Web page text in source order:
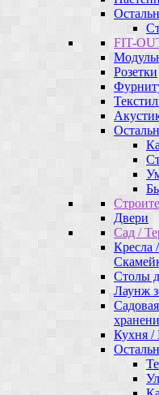
FIT-
Розетки
Двери
Сад /
Кресла
Столы
Лаунж
Кухня /